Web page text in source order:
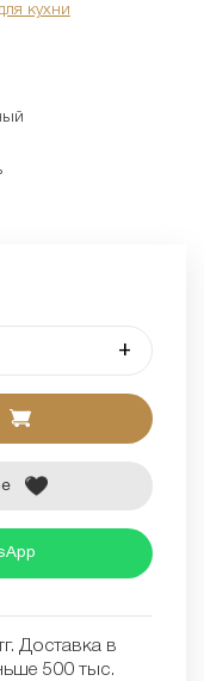
кухни
+
Доставка в
500 тыс.